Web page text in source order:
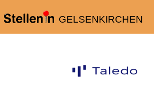
GELSENKIRCHEN